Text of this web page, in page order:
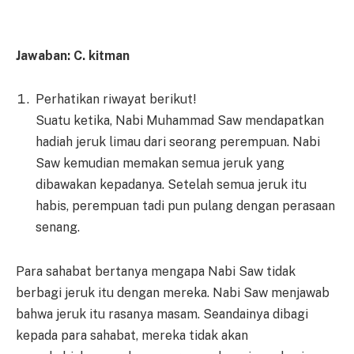
Jawaban: C. kitman
Perhatikan riwayat berikut!
Suatu ketika, Nabi Muhammad Saw mendapatkan
hadiah jeruk limau dari seorang perempuan. Nabi
Saw kemudian memakan semua jeruk yang
dibawakan kepadanya. Setelah semua jeruk itu
habis, perempuan tadi pun pulang dengan perasaan
senang.
Para sahabat bertanya mengapa Nabi Saw tidak
berbagi jeruk itu dengan mereka. Nabi Saw menjawab
bahwa jeruk itu rasanya masam. Seandainya dibagi
kepada para sahabat, mereka tidak akan